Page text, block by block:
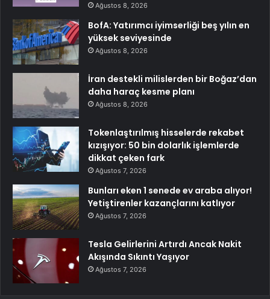
Ağustos 8, 2026
BofA: Yatırımcı iyimserliği beş yılın en
yüksek seviyesinde
Ağustos 8, 2026
İran destekli milislerden bir Boğaz’dan
daha haraç kesme planı
Ağustos 8, 2026
Tokenlaştırılmış hisselerde rekabet
kızışıyor: 50 bin dolarlık işlemlerde
dikkat çeken fark
Ağustos 7, 2026
Bunları eken 1 senede ev araba alıyor!
Yetiştirenler kazançlarını katlıyor
Ağustos 7, 2026
Tesla Gelirlerini Artırdı Ancak Nakit
Akışında Sıkıntı Yaşıyor
Ağustos 7, 2026